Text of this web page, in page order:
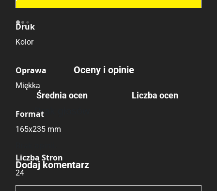
Druk
Kolor
Oprawa
Miękka
Format
165x235 mm
Liczba Stron
24
Oceny i opinie
Średnia ocen
Brak głosów
Liczba ocen
Dodaj komentarz